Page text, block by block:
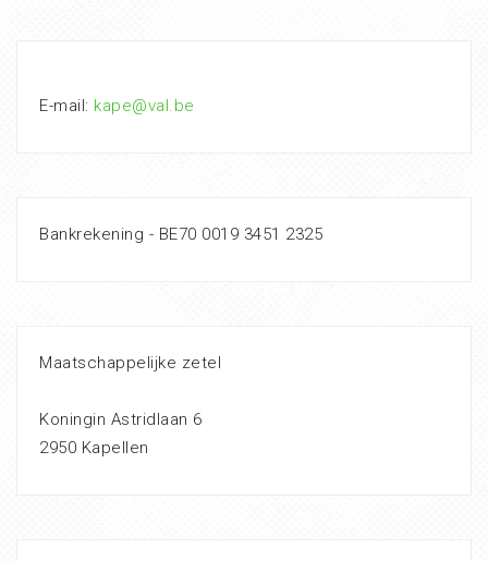
E-mail: kape@val.be
Bankrekening - BE70 0019 3451 2325
Maatschappelijke zetel
Koningin Astridlaan 6
2950 Kapellen